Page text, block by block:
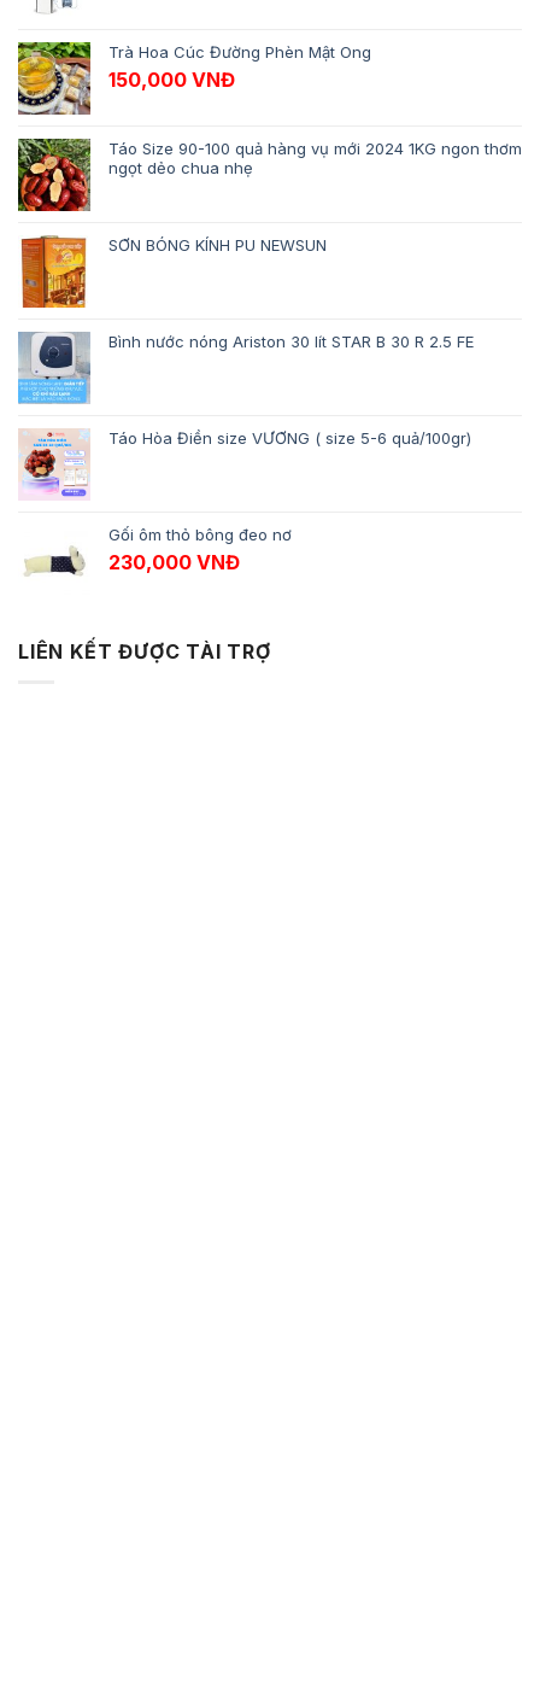
Trà Hoa Cúc Đường Phèn Mật Ong
150,000 VNĐ
Táo Size 90-100 quả hàng vụ mới 2024 1KG ngon thơm
ngọt dẻo chua nhẹ
SƠN BÓNG KÍNH PU NEWSUN
Bình nước nóng Ariston 30 lít STAR B 30 R 2.5 FE
Táo Hòa Điền size VƯƠNG ( size 5-6 quả/100gr)
Gối ôm thỏ bông đeo nơ
230,000 VNĐ
LIÊN KẾT ĐƯỢC TÀI TRỢ